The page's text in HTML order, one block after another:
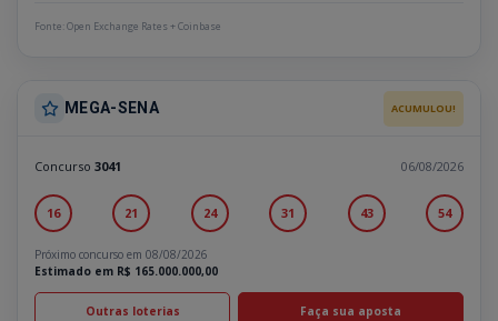
Fonte: Open Exchange Rates + Coinbase
MEGA-SENA ACUMULOU!
Concurso 3041 06/08/2026
16 21 24 31 43 54
Próximo concurso em 08/08/2026
Estimado em R$ 165.000.000,00
Outras loterias Faça sua aposta